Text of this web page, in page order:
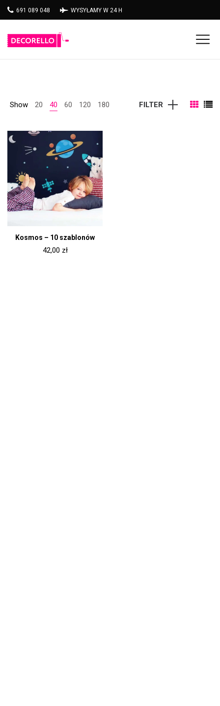
691 089 048 WYSYŁAMY W 24 H
Show 20 40 60 120 180 FILTER
Kosmos – 10 szablonów
42,00 zł